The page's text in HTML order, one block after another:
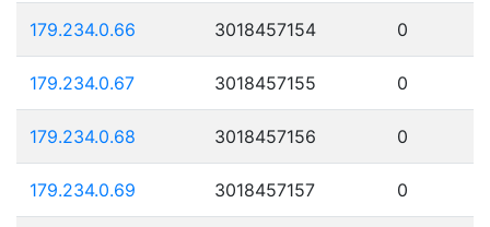
179.234.0.66 3018457154 0
179.234.0.67 3018457155 0
179.234.0.68 3018457156 0
179.234.0.69 3018457157 0